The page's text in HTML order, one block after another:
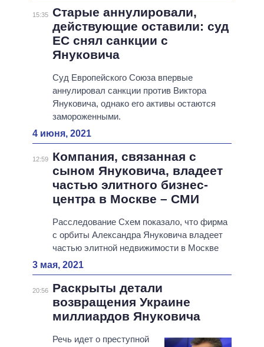
15:35 Старые аннулировали,
действующие оставили: суд
ЕС снял санкции с
Януковича
Суд Европейского Союза впервые
аннулировал санкции против Виктора
Януковича, однако его активы остаются
замороженными.
4 июня, 2021
12:59
Компания, связанная с
сыном Януковича, владеет
частью элитного бизнес-
центра в Москве – СМИ
Расследование Схем показало, что фирма
с орбиты Александра Януковича владеет
частью элитной недвижимости в Москве
3 мая, 2021
20:56
Раскрыты детали
возвращения Украине
миллиардов Януковича
Речь идет о преступной